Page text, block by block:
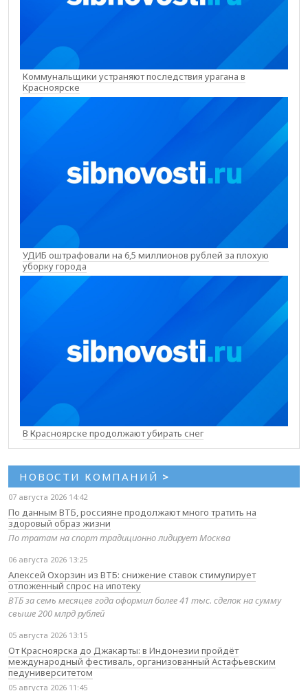
Коммунальщики устраняют последствия урагана в
Красноярске
УДИБ оштрафовали на 6,5 миллионов рублей за плохую
уборку города
В Красноярске продолжают убирать снег
НОВОСТИ КОМПАНИЙ >
07 августа 2026 14:42
По данным ВТБ, россияне продолжают много тратить на
здоровый образ жизни
По тратам на спорт традиционно лидирует Москва
06 августа 2026 13:25
Алексей Охорзин из ВТБ: снижение ставок стимулирует
отложенный спрос на ипотеку
ВТБ за семь месяцев года оформил более 41 тыс. сделок на сумму
свыше 200 млрд рублей
05 августа 2026 13:15
От Красноярска до Джакарты: в Индонезии пройдёт
международный фестиваль, организованный Астафьевским
педуниверситетом
05 августа 2026 11:45